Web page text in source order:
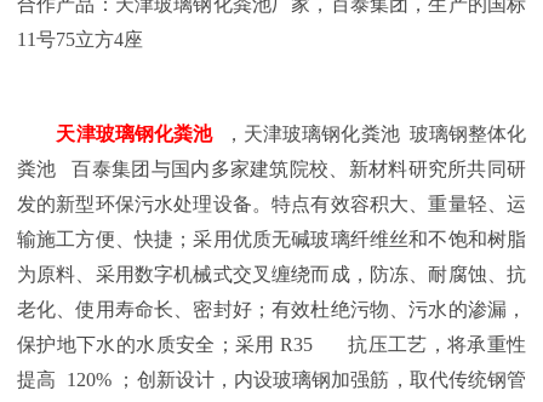
11号75立方4座
天津玻璃钢化粪池
，天津玻璃钢化粪池 玻璃钢整体化
粪池百泰集团与国内多家建筑院校、新材料研究所共同研
发的新型环保污水处理设备。特点有效容积大、重量轻、运
输施工方便、快捷；采用优质无碱玻璃纤维丝和不饱和树脂
为原料、采用数字机械式交叉缠绕而成，防冻、耐腐蚀、抗
老化、使用寿命长、密封好；有效杜绝污物、污水的渗漏，
保护地下水的水质安全；采用 R35
抗压工艺，将承重性
提高
120% ；创新设计，内设玻璃钢加强筋，取代传统钢管